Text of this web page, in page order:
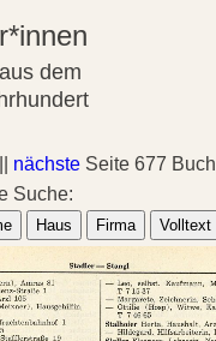
dem
nächste Seite 677 Buch
Suche:
Haus Firma Volltext